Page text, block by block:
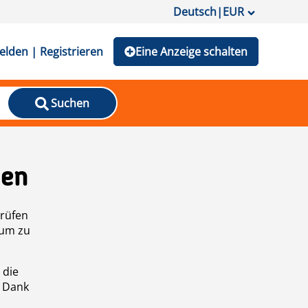
Deutsch|EUR
| Registrieren Eine Anzeige schalten
Suchen
zu
die